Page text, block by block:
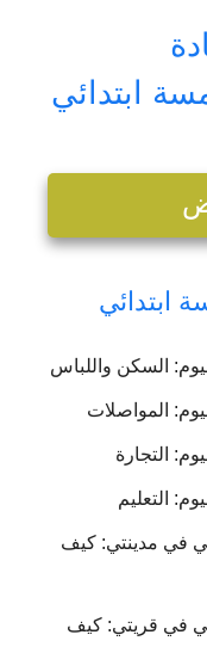
ابتدائي
ابتدائي
السكن واللباس
المواصلات
التجارة
التعليم
في مدينتي: كيف
في قريتي: كيف